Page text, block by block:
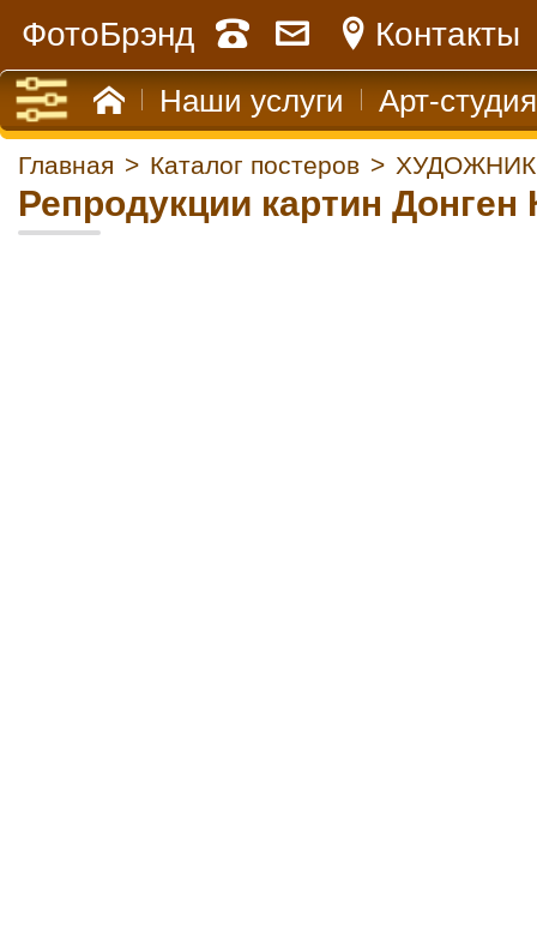
ФотоБрэнд Контакты
Наши услуги Арт-студия
Главная > Каталог постеров >
Репродукции картин Донген